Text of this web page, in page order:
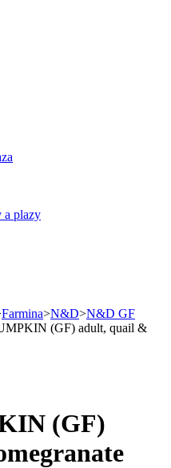
a plazy
Farmina>N&D>N&D GF
(GF) adult, quail &
(GF)